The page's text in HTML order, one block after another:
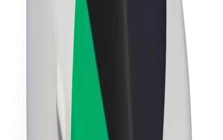
Informazioni Su Bolt
Sostenibilità in Bolt
Project Zero
Sala stampa
Linee guida del marchio
Missione
Relazioni con gli investitori